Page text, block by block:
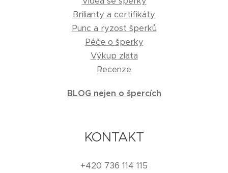
Brilianty a certifikáty
Punc a ryzost šperků
Péče o šperky
Výkup zlata
Recenze
BLOG nejen o špercích
KONTAKT
+420 736 114 115